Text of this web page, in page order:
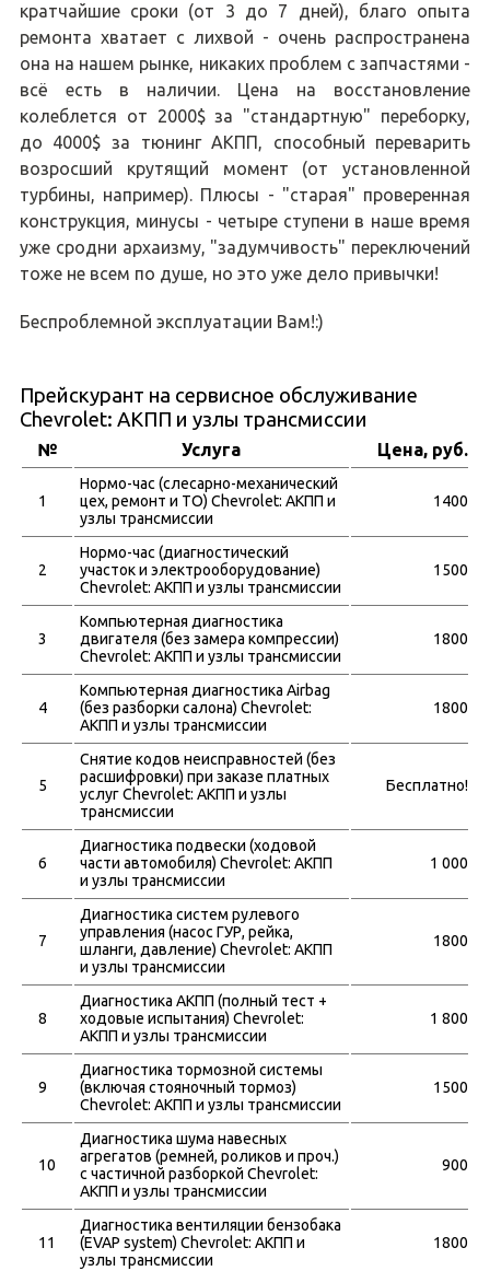
кратчайшие сроки (от 3 до 7 дней), благо опыта
ремонта хватает с лихвой - очень распространена
она на нашем рынке, никаких проблем с запчастями -
всё есть в наличии. Цена на восстановление
колеблется от 2000$ за "стандартную" переборку,
до 4000$ за тюнинг АКПП, способный переварить
возросший крутящий момент (от установленной
турбины, например). Плюсы - "старая" проверенная
конструкция, минусы - четыре ступени в наше время
уже сродни архаизму, "задумчивость" переключений
тоже не всем по душе, но это уже дело привычки!
Беспроблемной эксплуатации Вам!:)
Прейскурант на сервисное обслуживание
Chevrolet: АКПП и узлы трансмиссии
№ Услуга Цена, руб.
1
Нормо-час (слесарно-механический
цех, ремонт и ТО) Chevrolet: АКПП и
узлы трансмиссии
1400
2
Нормо-час (диагностический
участок и электрооборудование)
Chevrolet: АКПП и узлы трансмиссии
1500
3
Компьютерная диагностика
двигателя (без замера компрессии)
Chevrolet: АКПП и узлы трансмиссии
1800
4
Компьютерная диагностика Airbag
(без разборки салона) Chevrolet:
АКПП и узлы трансмиссии
1800
5
Снятие кодов неисправностей (без
расшифровки) при заказе платных
услуг Chevrolet: АКПП и узлы
трансмиссии
Бесплатно!
6
Диагностика подвески (ходовой
части автомобиля) Chevrolet: АКПП
и узлы трансмиссии
1 000
7
Диагностика систем рулевого
управления (насос ГУР, рейка,
шланги, давление) Chevrolet: АКПП
и узлы трансмиссии
1800
8
Диагностика АКПП (полный тест +
ходовые испытания) Chevrolet:
АКПП и узлы трансмиссии
1 800
9
Диагностика тормозной системы
(включая стояночный тормоз)
Chevrolet: АКПП и узлы трансмиссии
1500
10
Диагностика шума навесных
агрегатов (ремней, роликов и проч.)
с частичной разборкой Chevrolet:
АКПП и узлы трансмиссии
900
11
Диагностика вентиляции бензобака
(EVAP system) Chevrolet: АКПП и
узлы трансмиссии
1800